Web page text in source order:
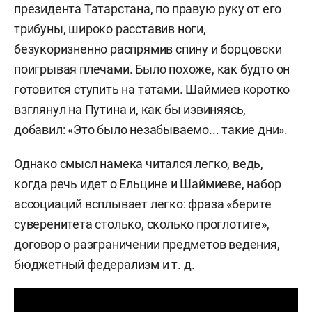
президента Татарстана, по правую руку от его
трибуны, широко расставив ноги,
безукоризненно распрямив спину и борцовски
поигрывая плечами. Было похоже, как будто он
готовится ступить на татами. Шаймиев коротко
взглянул на Путина и, как бы извиняясь,
добавил: «Это было незабываемо... такие дни».
Однако смысл намека читался легко, ведь,
когда речь идет о Ельцине и Шаймиеве, набор
ассоциаций всплывает легко: фраза «берите
суверенитета столько, сколько проглотите»,
договор о разграничении предметов ведения,
бюджетный федерализм и т. д.